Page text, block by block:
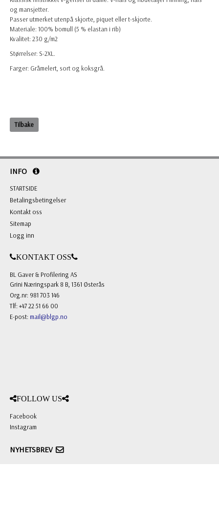
og mansjetter.
Passer utmerket utenpå skjorte, piquet eller t-skjorte.
Materiale: 100% bomull (5 % elastan i rib)
Kvalitet: 230 g/m2
Størrelser: S-2XL.
Farger: Gråmelert, sort og koksgrå.
Tilbake
INFO
STARTSIDE
Betalingsbetingelser
Kontakt oss
Sitemap
Logg inn
KONTAKT OSS
BL Gaver & Profilering AS
Grini Næringspark 8 B, 1361 Østerås
Org.nr: 981 703 146
Tlf: +47 22 51 66 00
E-post: mail@blgp.no
FOLLOW US
Facebook
Instagram
NYHETSBREV